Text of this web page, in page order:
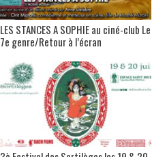
LES STANCES A SOPHIE au ciné-club Le
7e genre/Retour à l’écran